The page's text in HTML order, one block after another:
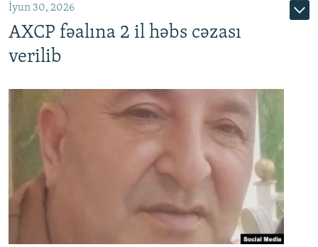
İyun 30, 2026
AXCP fəalına 2 il həbs cəzası
verilib